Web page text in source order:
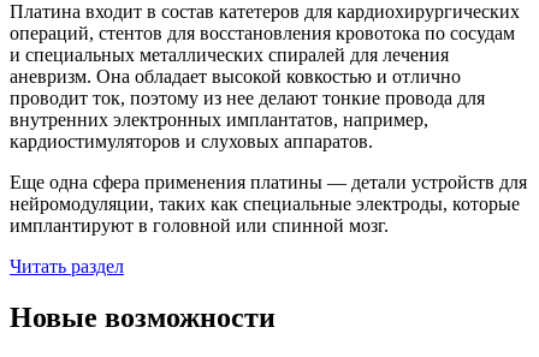
Платина входит в состав катетеров для кардиохирургических
операций, стентов для восстановления кровотока по сосудам
и специальных металлических спиралей для лечения
аневризм. Она обладает высокой ковкостью и отлично
проводит ток, поэтому из нее делают тонкие провода для
внутренних электронных имплантатов, например,
кардиостимуляторов и слуховых аппаратов.
Еще одна сфера применения платины — детали устройств для
нейромодуляции, таких как специальные электроды, которые
имплантируют в головной или спинной мозг.
Читать раздел
Новые возможности